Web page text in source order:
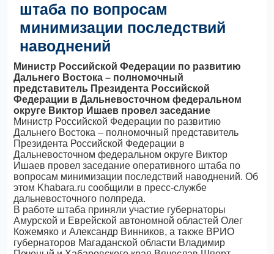
штаба по вопросам
минимизации последствий
наводнений
Министр Российской Федерации по развитию
Дальнего Востока – полномочный
представитель Президента Российской
Федерации в Дальневосточном федеральном
округе Виктор Ишаев провел заседание
Министр Российской Федерации по развитию
Дальнего Востока – полномочный представитель
Президента Российской Федерации в
Дальневосточном федеральном округе Виктор
Ишаев провел заседание оперативного штаба по
вопросам минимизации последствий наводнений. Об
этом Khabara.ru сообщили в пресс-службе
дальневосточного полпреда.
В работе штаба приняли участие губернаторы
Амурской и Еврейской автономной областей Олег
Кожемяко и Александр Винников, а также ВРИО
губернаторов Магаданской области Владимир